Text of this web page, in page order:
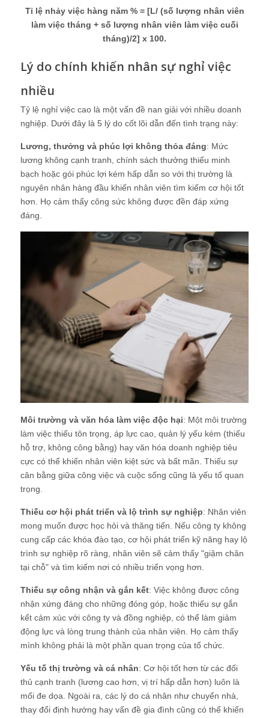
Tỉ lệ nhảy việc hàng năm % = [L/ (số lượng nhân viên
làm việc tháng + số lượng nhân viên làm việc cuối
tháng)/2] x 100.
Lý do chính khiến nhân sự nghỉ việc
nhiều
Tỷ lệ nghỉ việc cao là một vấn đề nan giải với nhiều doanh
nghiệp. Dưới đây là 5 lý do cốt lõi dẫn đến tình trạng này:
Lương, thưởng và phúc lợi không thỏa đáng: Mức
lương không cạnh tranh, chính sách thưởng thiếu minh
bạch hoặc gói phúc lợi kém hấp dẫn so với thị trường là
nguyên nhân hàng đầu khiến nhân viên tìm kiếm cơ hội tốt
hơn. Họ cảm thấy công sức không được đền đáp xứng
đáng.
Môi trường và văn hóa làm việc độc hại: Một môi trường
làm việc thiếu tôn trọng, áp lực cao, quản lý yếu kém (thiếu
hỗ trợ, không công bằng) hay văn hóa doanh nghiệp tiêu
cực có thể khiến nhân viên kiệt sức và bất mãn. Thiếu sự
cân bằng giữa công việc và cuộc sống cũng là yếu tố quan
trọng.
Thiếu cơ hội phát triển và lộ trình sự nghiệp: Nhân viên
mong muốn được học hỏi và thăng tiến. Nếu công ty không
cung cấp các khóa đào tạo, cơ hội phát triển kỹ năng hay lộ
trình sự nghiệp rõ ràng, nhân viên sẽ cảm thấy "giậm chân
tại chỗ" và tìm kiếm nơi có nhiều triển vọng hơn.
Thiếu sự công nhận và gắn kết: Việc không được công
nhận xứng đáng cho những đóng góp, hoặc thiếu sự gắn
kết cảm xúc với công ty và đồng nghiệp, có thể làm giảm
động lực và lòng trung thành của nhân viên. Họ cảm thấy
mình không phải là một phần quan trọng của tổ chức.
Yếu tố thị trường và cá nhân: Cơ hội tốt hơn từ các đối
thủ cạnh tranh (lương cao hơn, vị trí hấp dẫn hơn) luôn là
mối đe dọa. Ngoài ra, các lý do cá nhân như chuyển nhà,
thay đổi định hướng hay vấn đề gia đình cũng có thể khiến